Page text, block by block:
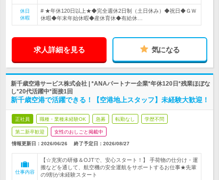
休日
休暇
# ★年休120日以上★◆完全週休2日制（土日休み）◆祝日◆ＧＷ
休暇◆年末年始休暇◆産休育休◆有給休…
求人詳細を見る 気になる
新千歳空港サービス株式会社 | *ANAパートナー企業*年休120日*残業ほぼな
し*20代活躍中*面接1回
新千歳空港で活躍できる！【空港地上スタッフ】未経験大歓迎！
正社員 職種・業種未経験OK 急募 転勤なし 学歴不問
第二新卒歓迎 女性のおしごと掲載中
情報更新日：2026/06/26 終了予定日： 2026/08/27
仕事内容
【☆充実の研修＆OJTで、安心スタート！】 手荷物の仕分け・運
搬などを通して、航空機の安全運航をサポートするお仕事★先輩
の9割が未経験スタート